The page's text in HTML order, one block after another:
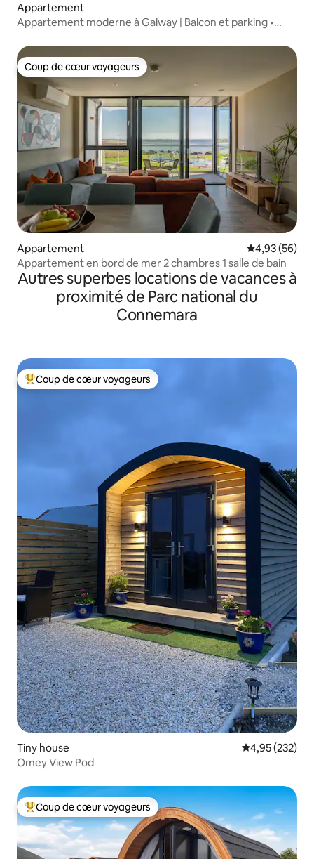
Appartement
Appartement moderne à Galway | Balcon et parking •
Coup de cœur voyageurs
Coup de cœur voyageurs
Appartement Évaluation
4,93 (56)
Appartement en bord de mer 2 chambres 1 salle de bain
Autres superbes locations de vacances à
proximité de Parc national du
Connemara
Coups de cœur voyageurs les plus appréciés
Coup de cœur voyageurs
Tiny house Évaluation
4,95 (232)
Omey View Pod
Coups de cœur voyageurs les plus appréciés
Coup de cœur voyageurs